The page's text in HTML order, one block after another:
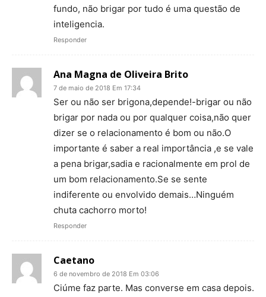
fundo, não brigar por tudo é uma questão de
inteligencia.
Responder
Ana Magna de Oliveira Brito
7 de maio de 2018 Em 17:34
Ser ou não ser brigona,depende!-brigar ou não
brigar por nada ou por qualquer coisa,não quer
dizer se o relacionamento é bom ou não.O
importante é saber a real importância ,e se vale
a pena brigar,sadia e racionalmente em prol de
um bom relacionamento.Se se sente
indiferente ou envolvido demais…Ninguém
chuta cachorro morto!
Responder
Caetano
6 de novembro de 2018 Em 03:06
Ciúme faz parte. Mas converse em casa depois.